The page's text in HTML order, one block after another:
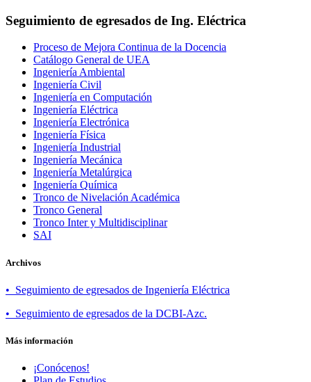
Seguimiento de egresados de Ing. Eléctrica
Proceso de Mejora Continua de la Docencia
Catálogo General de UEA
Ingeniería Ambiental
Ingeniería Civil
Ingeniería en Computación
Ingeniería Eléctrica
Ingeniería Electrónica
Ingeniería Física
Ingeniería Industrial
Ingeniería Mecánica
Ingeniería Metalúrgica
Ingeniería Química
Tronco de Nivelación Académica
Tronco General
Tronco Inter y Multidisciplinar
SAI
Archivos
• Seguimiento de egresados de Ingeniería Eléctrica
• Seguimiento de egresados de la DCBI-Azc.
Más información
¡Conócenos!